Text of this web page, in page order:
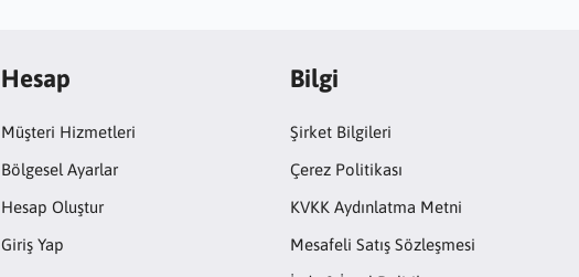
Hesap
Müşteri Hizmetleri
Bölgesel Ayarlar
Hesap Oluştur
Giriş Yap
Bilgi
Şirket Bilgileri
Çerez Politikası
KVKK Aydınlatma Metni
Mesafeli Satış Sözleşmesi